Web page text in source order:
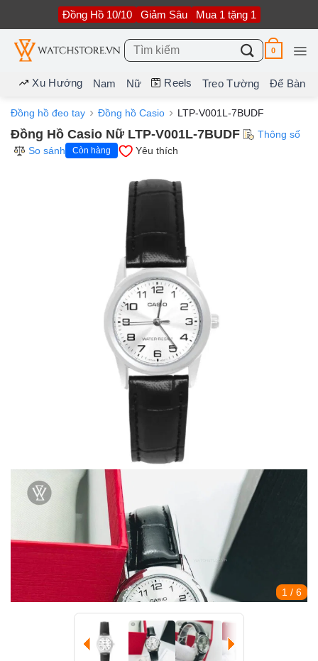
nội
dung
Đồng Hồ 10/10 Giảm Sâu Mua 1 tặng 1
Tìm
kiếm:
0
Xu Hướng Nam Nữ Reels Treo Tường Để Bàn
Đồng hồ đeo tay Đồng hồ Casio LTP-V001L-7BUDF
Đồng Hồ Casio Nữ LTP-V001L-7BUDF
Thông số
So sánh
Còn hàng Yêu thích
1 / 6